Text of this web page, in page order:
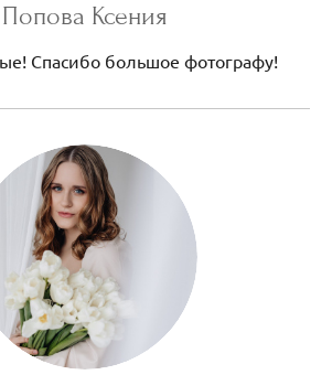
Попова Ксения
Спасибо большое фотографу!